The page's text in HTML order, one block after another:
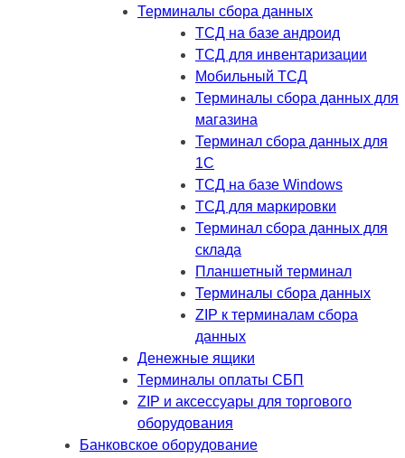
Терминалы сбора данных
ТСД на базе андроид
ТСД для инвентаризации
Мобильный ТСД
Терминалы сбора данных для
магазина
Терминал сбора данных для
1C
ТСД на базе Windows
ТСД для маркировки
Терминал сбора данных для
склада
Планшетный терминал
Терминалы сбора данных
ZIP к терминалам сбора
данных
Денежные ящики
Терминалы оплаты СБП
ZIP и аксессуары для торгового
оборудования
Банковское оборудование